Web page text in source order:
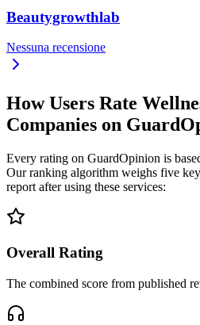
Beautygrowthlab
Nessuna recensione
How Users Rate
Companies on
Every rating on GuardOpinion is
Our ranking algorithm weighs five
report after using these services:
Overall Rating
The combined score from published